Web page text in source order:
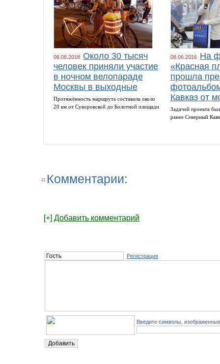
06.08.2018 Около 30 тысяч
человек приняли участие
в ночном велопараде
Москвы в выходные
Протяжённость маршрута составила около
20 км от Суворовской до Болотной площади
08.06.2016 На
«Красная
прошла
Кавказ от
Задачей проекта
ранее Северный
Комментарии:
[+] Добавить комментарий
Регистрация
Введите символы,